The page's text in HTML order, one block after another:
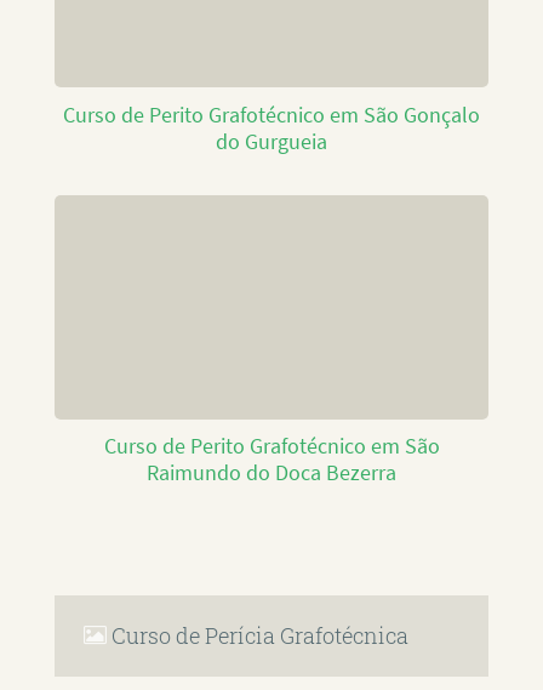
Curso de Perito Grafotécnico em São Gonçalo
do Gurgueia
Curso de Perito Grafotécnico em São
Raimundo do Doca Bezerra
Curso de Perícia Grafotécnica